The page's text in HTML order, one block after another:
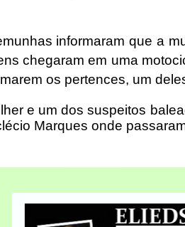
informaram que a
chegaram em uma
os pertences, um
e um dos suspeitos
Marques onde